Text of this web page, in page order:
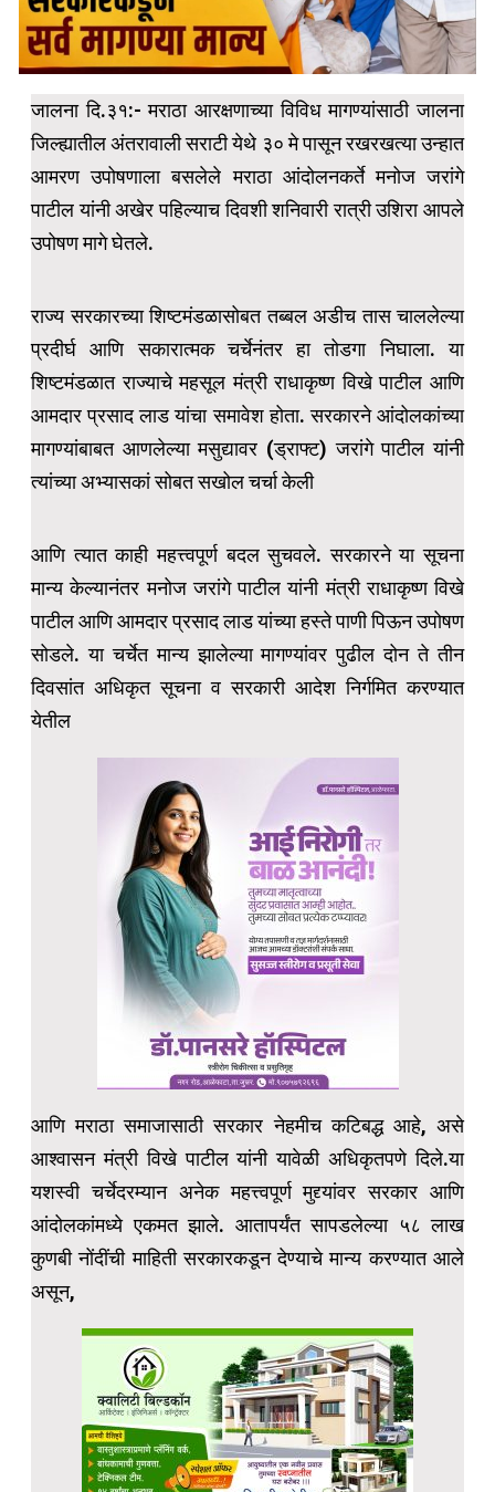
जालना दि.३१:- मराठा आरक्षणाच्या विविध मागण्यांसाठी जालना
जिल्ह्यातील अंतरावाली सराटी येथे ३० मे पासून रखरखत्या उन्हात
आमरण उपोषणाला बसलेले मराठा आंदोलनकर्ते मनोज जरांगे
पाटील यांनी अखेर पहिल्याच दिवशी शनिवारी रात्री उशिरा आपले
उपोषण मागे घेतले.
राज्य सरकारच्या शिष्टमंडळासोबत तब्बल अडीच तास चाललेल्या
प्रदीर्घ आणि सकारात्मक चर्चेनंतर हा तोडगा निघाला. या
शिष्टमंडळात राज्याचे महसूल मंत्री राधाकृष्ण विखे पाटील आणि
आमदार प्रसाद लाड यांचा समावेश होता. सरकारने आंदोलकांच्या
मागण्यांबाबत आणलेल्या मसुद्यावर (ड्राफ्ट) जरांगे पाटील यांनी
त्यांच्या अभ्यासकां सोबत सखोल चर्चा केली
आणि त्यात काही महत्त्वपूर्ण बदल सुचवले. सरकारने या सूचना
मान्य केल्यानंतर मनोज जरांगे पाटील यांनी मंत्री राधाकृष्ण विखे
पाटील आणि आमदार प्रसाद लाड यांच्या हस्ते पाणी पिऊन उपोषण
सोडले. या चर्चेत मान्य झालेल्या मागण्यांवर पुढील दोन ते तीन
दिवसांत अधिकृत सूचना व सरकारी आदेश निर्गमित करण्यात
येतील
आणि मराठा समाजासाठी सरकार नेहमीच कटिबद्ध आहे, असे
आश्वासन मंत्री विखे पाटील यांनी यावेळी अधिकृतपणे दिले.या
यशस्वी चर्चेदरम्यान अनेक महत्त्वपूर्ण मुद्द्यांवर सरकार आणि
आंदोलकांमध्ये एकमत झाले. आतापर्यंत सापडलेल्या ५८ लाख
कुणबी नोंदींची माहिती सरकारकडून देण्याचे मान्य करण्यात आले
असून,